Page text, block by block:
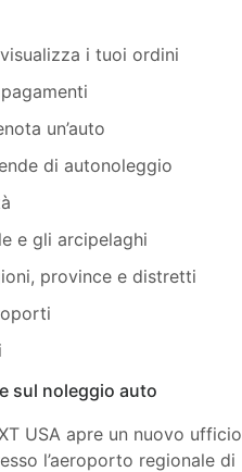
i tuoi ordini
un’auto
di autonoleggio
e gli arcipelaghi
province e distretti
sul noleggio auto
USA apre un nuovo ufficio
l’aeroporto regionale di